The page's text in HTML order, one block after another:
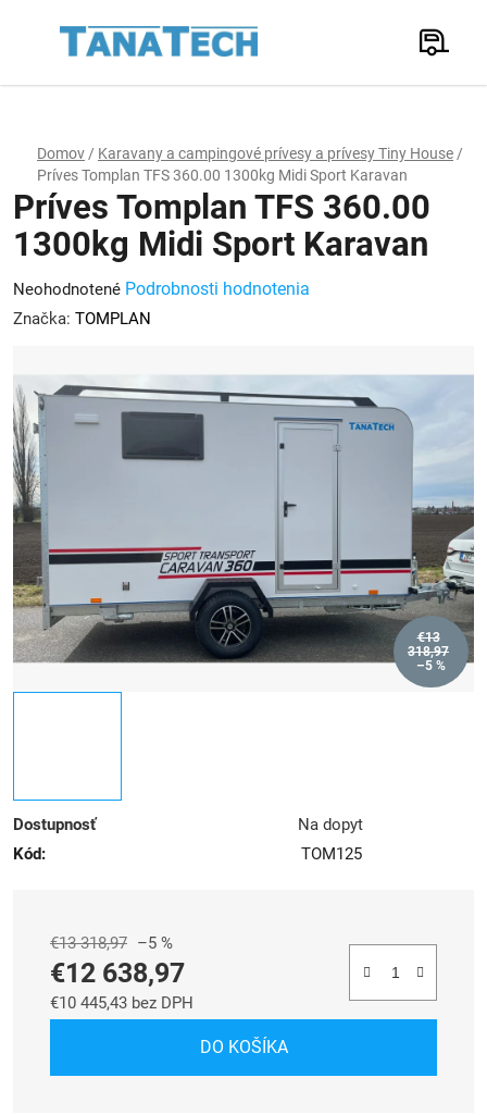
Hľadať
Domov / Karavany a campingové prívesy a prívesy Tiny House /
Príves Tomplan TFS 360.00 1300kg Midi Sport Karavan
Dostupnosť
Na dopyt
Kód:
TOM125
€13 318,97 –5 %
€12 638,97
€10 445,43 bez DPH
DO KOŠÍKA
Príves Tomplan TFS 360.00
1300kg Midi Sport Karavan
Priemerné
hodnotenie
0,0
z
5
hviezdičiek.
Neohodnotené Podrobnosti hodnotenia
Značka: TOMPLAN
€13
318,97
–5 %